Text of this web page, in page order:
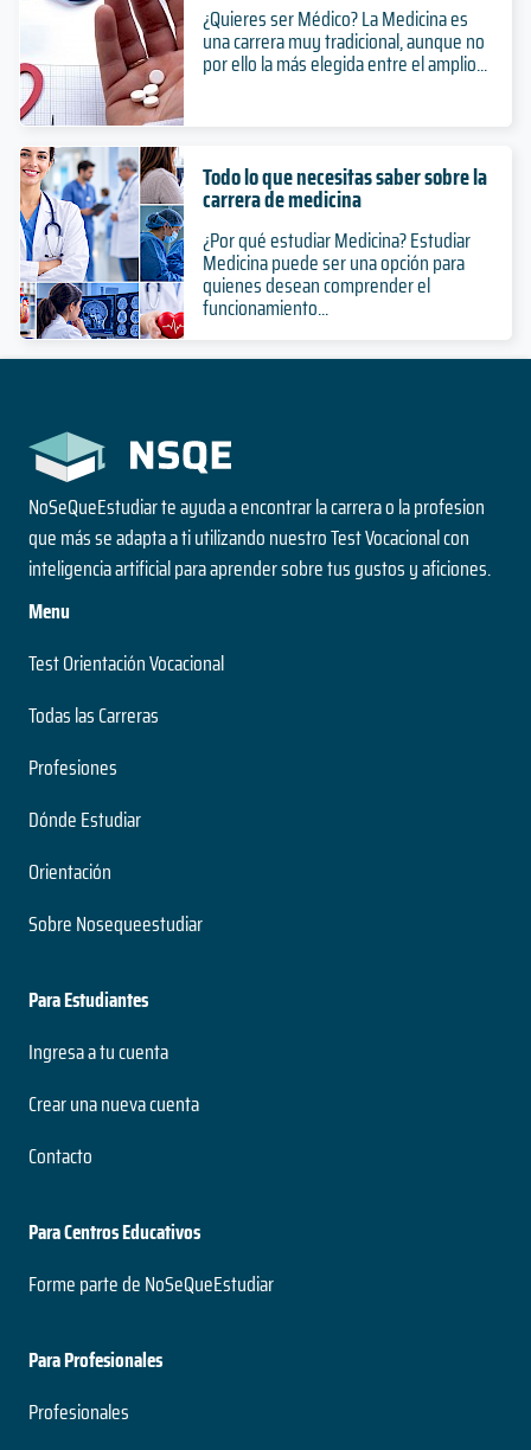
¿Quieres ser Médico? La Medicina es
una carrera muy tradicional, aunque no
por ello la más elegida entre el amplio...
Todo lo que necesitas saber sobre la
carrera de medicina
¿Por qué estudiar Medicina? Estudiar
Medicina puede ser una opción para
quienes desean comprender el
funcionamiento...
NoSeQueEstudiar te ayuda a encontrar la carrera o la profesion
que más se adapta a ti utilizando nuestro Test Vocacional con
inteligencia artificial para aprender sobre tus gustos y aficiones.
Menu
Test Orientación Vocacional
Todas las Carreras
Profesiones
Dónde Estudiar
Orientación
Sobre Nosequeestudiar
Para Estudiantes
Ingresa a tu cuenta
Crear una nueva cuenta
Contacto
Para Centros Educativos
Forme parte de NoSeQueEstudiar
Para Profesionales
Profesionales